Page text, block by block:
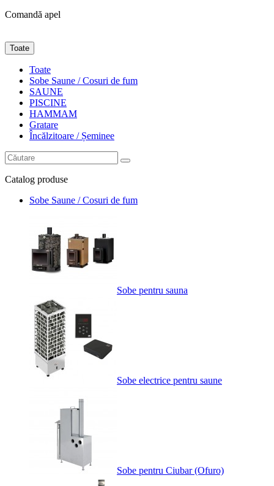
Comandă apel
Toate
Toate
Sobe Saune / Cosuri de fum
SAUNE
PISCINE
HAMMAM
Gratare
Încălzitoare / Șeminee
Catalog produse
Sobe Saune / Cosuri de fum
Sobe pentru sauna
Sobe electrice pentru saune
Sobe pentru Ciubar (Ofuro)